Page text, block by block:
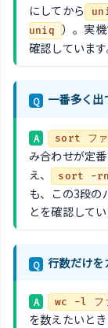
にしてから
uniq
）。実
確認しています
Q 一番多く出
A sort フ
み合わせが定番
え、
sort -rn
も、この3段の
とを確認してい
Q 行数だけを
A wc -l フ
を数えたいと